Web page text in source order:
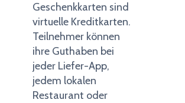
Geschenkkarten sind
virtuelle Kreditkarten.
Teilnehmer können
ihre Guthaben bei
jeder Liefer-App,
jedem lokalen
Restaurant oder